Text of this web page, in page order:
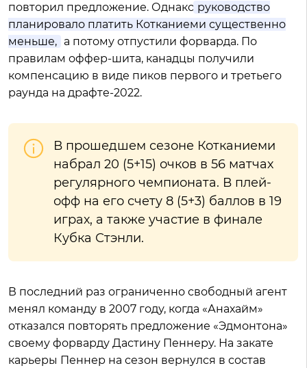
повторил предложение. Однако руководство
планировало платить Котканиеми существенно
меньше, а потому отпустили форварда. По
правилам оффер-шита, канадцы получили
компенсацию в виде пиков первого и третьего
раунда на драфте-2022.
В прошедшем сезоне Котканиеми
набрал 20 (5+15) очков в 56 матчах
регулярного чемпионата. В плей-
офф на его счету 8 (5+3) баллов в 19
играх, а также участие в финале
Кубка Стэнли.
В последний раз ограниченно свободный агент
менял команду в 2007 году, когда «Анахайм»
отказался повторять предложение «Эдмонтона»
своему форварду Дастину Пеннеру. На закате
карьеры Пеннер на сезон вернулся в состав